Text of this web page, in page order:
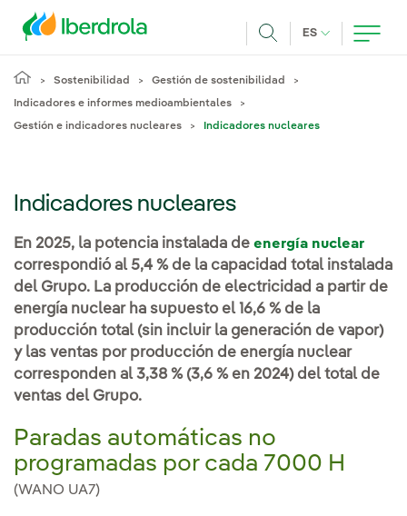
ES IDIOMA
Sostenibilidad Gestión de sostenibilidad
Indicadores e informes medioambientales
Gestión e indicadores nucleares Indicadores nucleares
Indicadores nucleares
En 2025, la potencia instalada de energía nuclear
correspondió al 5,4 % de la capacidad total instalada
del Grupo. La producción de electricidad a partir de
energía nuclear ha supuesto el 16,6 % de la
producción total (sin incluir la generación de vapor)
y las ventas por producción de energía nuclear
corresponden al 3,38 % (3,6 % en 2024) del total de
ventas del Grupo.
Paradas automáticas no
programadas por cada 7000 H
(WANO UA7)